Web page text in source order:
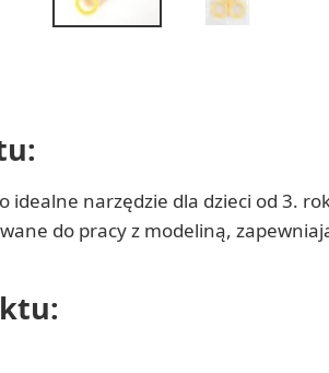
idealne narzędzie dla dzieci od 3.
do pracy z modeliną,